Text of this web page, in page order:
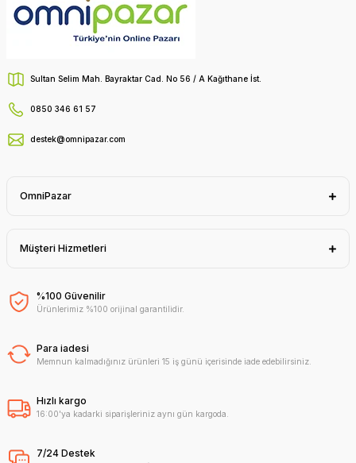
Sultan Selim Mah. Bayraktar Cad. No 56 / A Kağıthane İst.
0850 346 61 57
destek@omnipazar.com
OmniPazar
Müşteri Hizmetleri
%100 Güvenilir
Ürünlerimiz %100 orijinal garantilidir.
Para iadesi
Memnun kalmadığınız ürünleri 15 iş günü içerisinde iade edebilirsiniz.
Hızlı kargo
16:00'ya kadarki siparişleriniz aynı gün kargoda.
7/24 Destek